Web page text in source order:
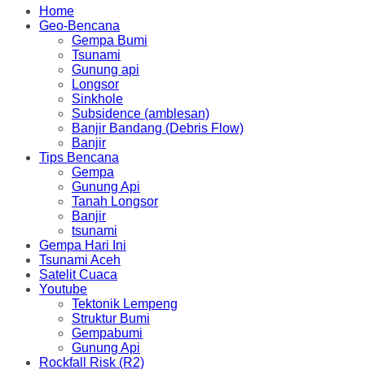
Home
Geo-Bencana
Gempa Bumi
Tsunami
Gunung api
Longsor
Sinkhole
Subsidence (amblesan)
Banjir Bandang (Debris Flow)
Banjir
Tips Bencana
Gempa
Gunung Api
Tanah Longsor
Banjir
tsunami
Gempa Hari Ini
Tsunami Aceh
Satelit Cuaca
Youtube
Tektonik Lempeng
Struktur Bumi
Gempabumi
Gunung Api
Rockfall Risk (R2)